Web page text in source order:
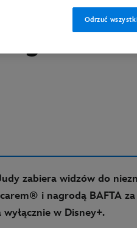
Nick
2” -
zabiera widzów do
i nagrodą BAFTA
w Disney+.
Odrzuć